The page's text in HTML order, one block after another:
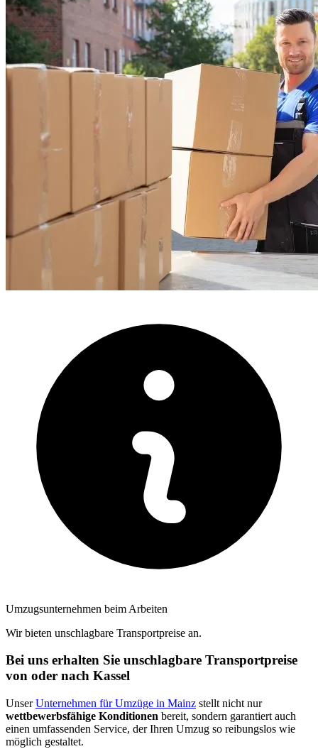
Umzugsunternehmen beim Arbeiten
Wir bieten unschlagbare Transportpreise an.
Bei uns erhalten Sie unschlagbare Transportpreise
von oder nach Kassel
UnserUnternehmen für Umzüge in Mainz stellt nicht nur
wettbewerbsfähige Konditionen bereit, sondern garantiert auch
einen umfassenden Service, der Ihren Umzug so reibungslos wie
möglich gestaltet.